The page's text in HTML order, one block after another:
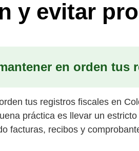
y evitar
en orden tus
tus registros fiscales en
práctica es llevar un
facturas, recibos y